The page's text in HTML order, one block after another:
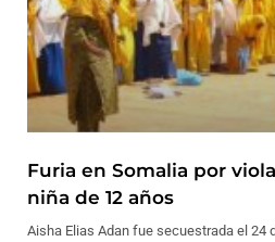
Furia en Somalia por
niña de 12 años
Aisha Elias Adan fue secuestrada el 24